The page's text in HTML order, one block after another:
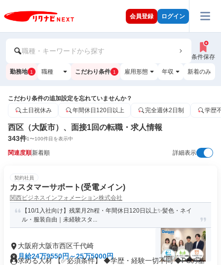
会員登録 ログイン
職種・キーワードから探す
条件保存
勤務地 1 職種 こだわり条件 1 雇用形態 年収 新着のみ
こだわり条件の追加設定を忘れていませんか？
土日祝休み
年間休日120日以上 完全週休2日制 学歴
西区（大阪市）、面接1回の転職・求人情報
343件1〜100件目を表示中
関連度順新着順 詳細表示
契約社員
カスタマーサポート(受電メイン)
関西ビジネスインフォメーション株式会社
【10/1入社向け】残業月2h程・年間休日120日以上✨髪色・ネイ
ル・服装自由｜未経験スタ...
大阪府大阪市西区千代崎
月給24万9550円～25万5000円
求める人材 【✅必須条件】 ◆学歴・経験一切不問 ◆PCの基